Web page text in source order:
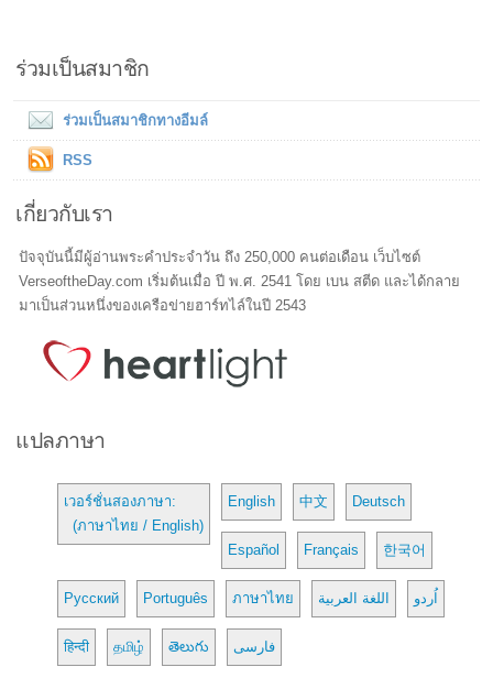
ร่วมเป็นสมาชิก
ร่วมเป็นสมาชิกทางอีมล์
RSS
เกี่ยวกับเรา
ปัจจุบันนี้มีผู้อ่านพระคำประจำวัน ถึง 250,000 คนต่อเดือน เว็บไซต์
VerseoftheDay.com เริ่มต้นเมื่อ ปี พ.ศ. 2541 โดย เบน สตีด และได้กลาย
มาเป็นส่วนหนึ่งของเครือข่ายฮาร์ทไล์ในปี 2543
แปลภาษา
เวอร์ชั่นสองภาษา:
(ภาษาไทย / English)
English 中文 Deutsch
Español Français 한국어
Русский Português ภาษาไทย اللغة العربية اُردو
हिन्दी தமிழ் తెలుగు فارسی